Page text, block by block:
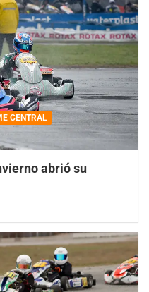
CENTRAL
abrió su